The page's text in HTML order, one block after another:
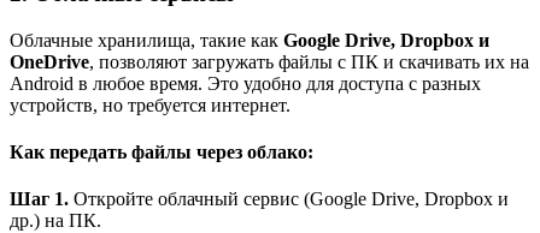
Облачные хранилища, такие как Google Drive, Dropbox и
OneDrive, позволяют загружать файлы с ПК и скачивать их на
Android в любое время. Это удобно для доступа с разных
устройств, но требуется интернет.
Как передать файлы через облако:
Шаг 1. Откройте облачный сервис (Google Drive, Dropbox и
др.) на ПК.